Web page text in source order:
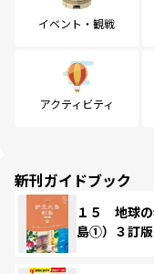
イベント・観戦
アクティビティ
新刊ガイドブック
１５ 地球
島①）３訂版